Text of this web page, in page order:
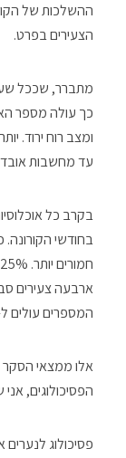
ההשלכות של
הצעירים בפרט.
מתברר, שככל
כך עולה מספר
ומצב רוח ירוד.
עד מחשבות
בחודשי
ארבעה צעירים
המספרים עולים ל-30% ששקלו באופן אקטיבי
אלו ממצאי הסקר
הפסיכולוגים,
פסיכולוג